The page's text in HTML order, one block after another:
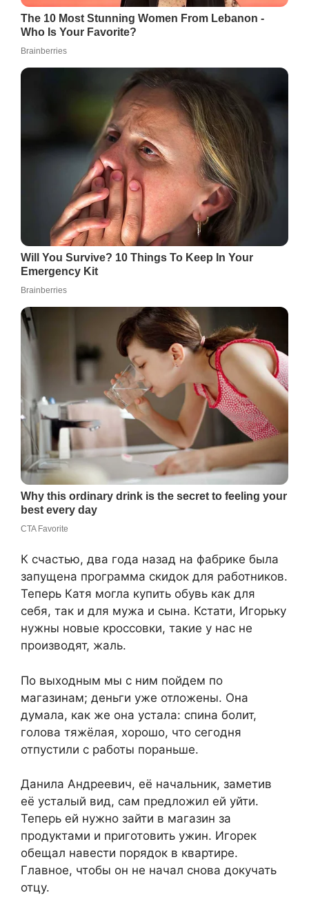
К счастью, два года назад на фабрике была
запущена программа скидок для работников.
Теперь Катя могла купить обувь как для
себя, так и для мужа и сына. Кстати, Игорьку
нужны новые кроссовки, такие у нас не
производят, жаль.
По выходным мы с ним пойдем по
магазинам; деньги уже отложены. Она
думала, как же она устала: спина болит,
голова тяжёлая, хорошо, что сегодня
отпустили с работы пораньше.
Данила Андреевич, её начальник, заметив
её усталый вид, сам предложил ей уйти.
Теперь ей нужно зайти в магазин за
продуктами и приготовить ужин. Игорек
обещал навести порядок в квартире.
Главное, чтобы он не начал снова докучать
отцу.